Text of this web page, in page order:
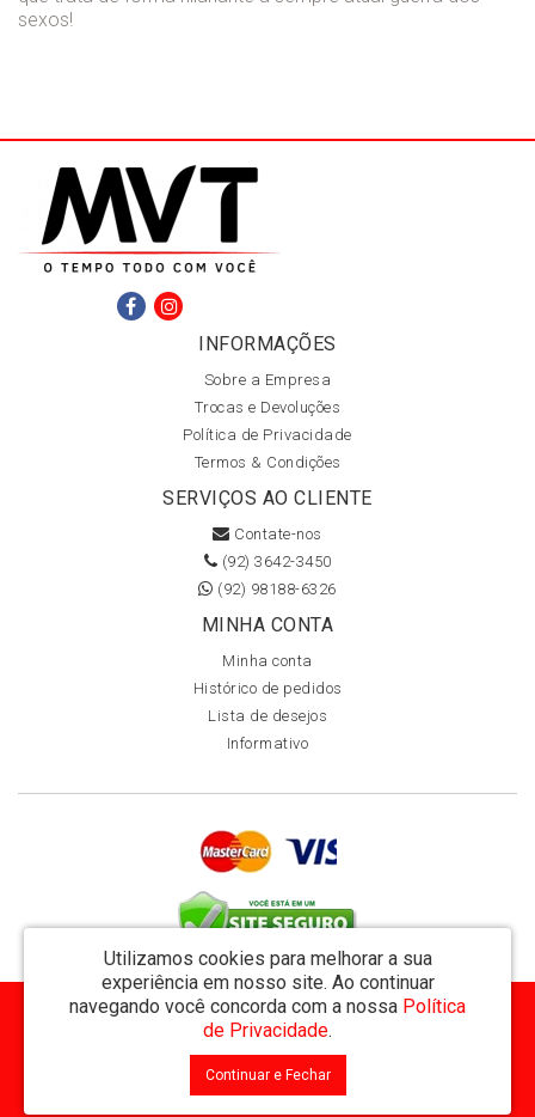
sexos!
INFORMAÇÕES
Sobre a Empresa
Trocas e Devoluções
Política de Privacidade
Termos & Condições
SERVIÇOS AO CLIENTE
Contate-nos
(92) 3642-3450
(92) 98188-6326
MINHA CONTA
Minha conta
Histórico de pedidos
Lista de desejos
Informativo
Utilizamos cookies para melhorar a sua
experiência em nosso site. Ao continuar
navegando você concorda com a nossa Política
de Privacidade.
Continuar e Fechar
MVT Comércio de Representação de Livros Ltda - CNPJ: 11.162.894/0001-32
Rua Visconde de Utinga 234 - Parque das Laranjeiras - Manaus / AM - CEP: 69058-810
MVT Livraria © 2026